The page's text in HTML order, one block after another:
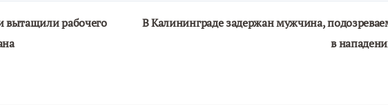
вытащили рабочего
В Калининграде задержан мужчина,
в